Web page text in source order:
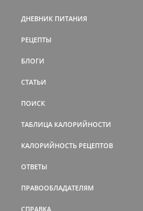
ДНЕВНИК ПИТАНИЯ
РЕЦЕПТЫ
БЛОГИ
СТАТЬИ
ПОИСК
ТАБЛИЦА КАЛОРИЙНОСТИ
КАЛОРИЙНОСТЬ РЕЦЕПТОВ
ОТВЕТЫ
ПРАВООБЛАДАТЕЛЯМ
СПРАВКА